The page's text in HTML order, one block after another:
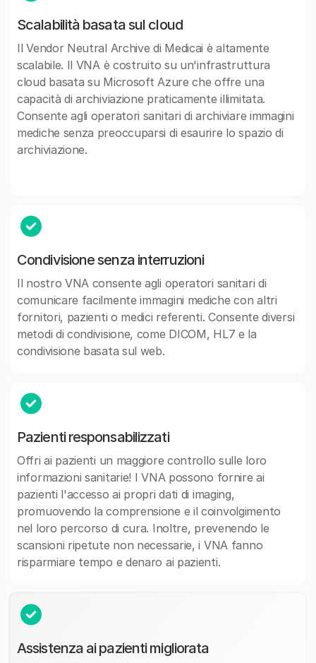
Scalabilità basata sul cloud
Il Vendor Neutral Archive di Medicai è altamente
scalabile. Il VNA è costruito su un'infrastruttura
cloud basata su Microsoft Azure che offre una
capacità di archiviazione praticamente illimitata.
Consente agli operatori sanitari di archiviare immagini
mediche senza preoccuparsi di esaurire lo spazio di
archiviazione.
Condivisione senza interruzioni
Il nostro VNA consente agli operatori sanitari di
comunicare facilmente immagini mediche con altri
fornitori, pazienti o medici referenti. Consente diversi
metodi di condivisione, come DICOM, HL7 e la
condivisione basata sul web.
Pazienti responsabilizzati
Offri ai pazienti un maggiore controllo sulle loro
informazioni sanitarie! I VNA possono fornire ai
pazienti l'accesso ai propri dati di imaging,
promuovendo la comprensione e il coinvolgimento
nel loro percorso di cura. Inoltre, prevenendo le
scansioni ripetute non necessarie, i VNA fanno
risparmiare tempo e denaro ai pazienti.
Assistenza ai pazienti migliorata